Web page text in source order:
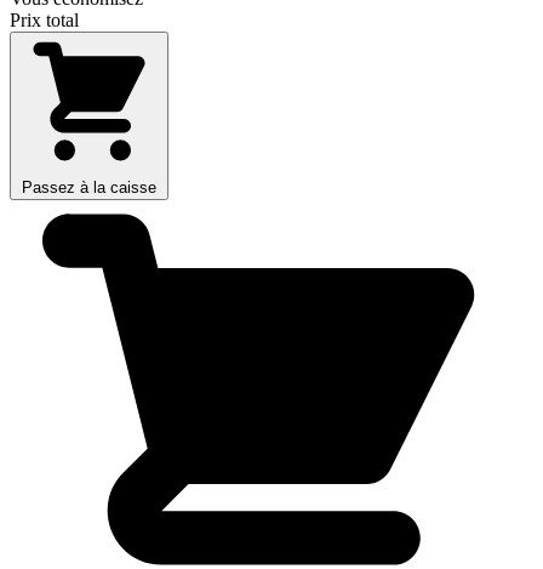
Prix total
Passez à la caisse